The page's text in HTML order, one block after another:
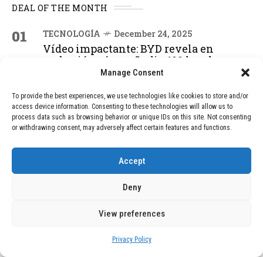
Manage Consent
To provide the best experiences, we use technologies like cookies to store and/or
access device information. Consenting to these technologies will allow us to
process data such as browsing behavior or unique IDs on this site. Not consenting
or withdrawing consent, may adversely affect certain features and functions.
Accept
Deny
View preferences
Privacy Policy
DEAL OF THE MONTH
01 TECNOLOGÍA December 24, 2025
Vídeo impactante: BYD revela en
grabación cómo añadir 400 km de rango
en apenas 5 minutos de carga
02 TECNOLOGÍA February 9, 2026
Motor de 800 W, rango de 45 km y
solo 300 euros y representa una
adquisición impresionante
GAME se Une a la Oferta de Balizas V16